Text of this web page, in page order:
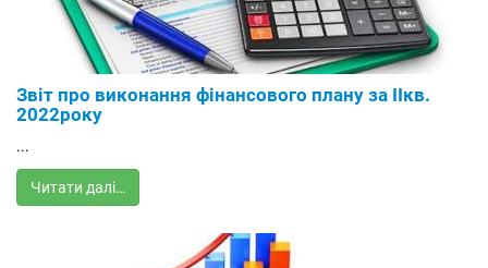
Звіт про виконання фінансового плану за IIкв.
2022року
...
Читати далі…